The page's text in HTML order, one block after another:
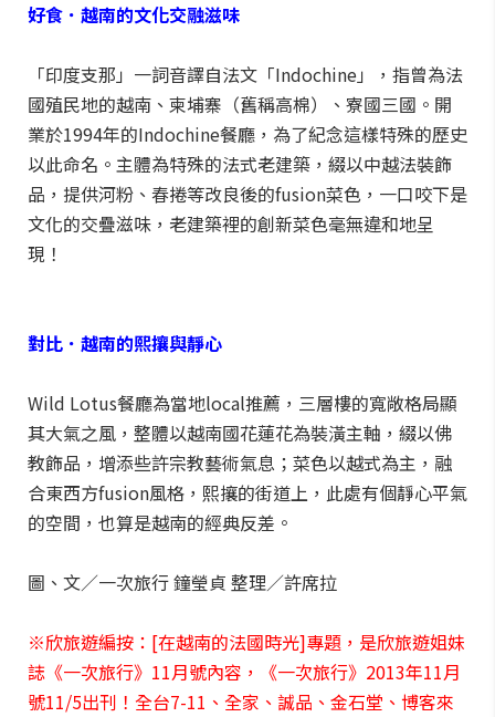
好食．越南的文化交融滋味
「印度支那」一詞音譯自法文「Indochine」，指曾為法
國殖民地的越南、柬埔寨（舊稱高棉）、寮國三國。開
業於1994年的Indochine餐廳，為了紀念這樣特殊的歷史
以此命名。主體為特殊的法式老建築，綴以中越法裝飾
品，提供河粉、春捲等改良後的fusion菜色，一口咬下是
文化的交疊滋味，老建築裡的創新菜色毫無違和地呈
現！
對比．越南的熙攘與靜心
Wild Lotus餐廳為當地local推薦，三層樓的寬敞格局顯
其大氣之風，整體以越南國花蓮花為裝潢主軸，綴以佛
教飾品，增添些許宗教藝術氣息；菜色以越式為主，融
合東西方fusion風格，熙攘的街道上，此處有個靜心平氣
的空間，也算是越南的經典反差。
圖、文／一次旅行 鐘瑩貞 整理／許席拉
※欣旅遊編按：[在越南的法國時光]專題，是欣旅遊姐妹
誌《一次旅行》11月號內容，《一次旅行》2013年11月
號11/5出刊！全台7-11、全家、誠品、金石堂、博客來